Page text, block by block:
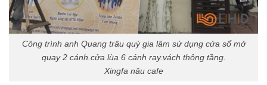
Công trình anh Quang trâu quỳ gia lâm sử dụng cửa sổ mở
quay 2 cánh.cửa lùa 6 cánh ray.vách thông tầng.
Xingfa nâu cafe